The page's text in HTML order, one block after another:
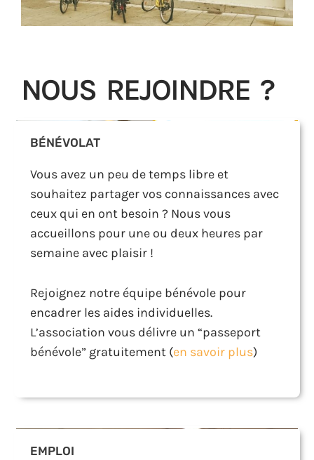
NOUS REJOINDRE ?
BÉNÉVOLAT
Vous avez un peu de temps libre et
souhaitez partager vos connaissances avec
ceux qui en ont besoin ? Nous vous
accueillons pour une ou deux heures par
semaine avec plaisir !
Rejoignez notre équipe bénévole pour
encadrer les aides individuelles.
L’association vous délivre un “passeport
bénévole” gratuitement (en savoir plus)
EMPLOI